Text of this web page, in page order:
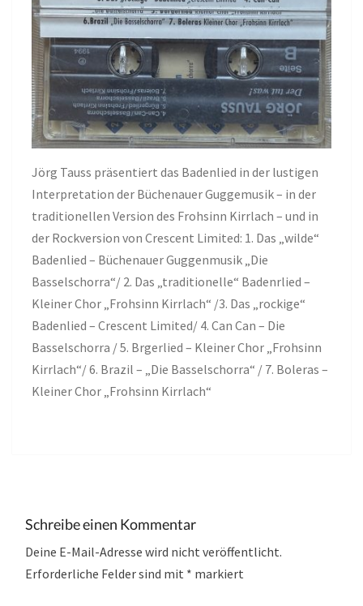
Jörg Tauss präsentiert das Badenlied in der lustigen
Interpretation der Büchenauer Guggemusik – in der
traditionellen Version des Frohsinn Kirrlach – und in
der Rockversion von Crescent Limited: 1. Das „wilde“
Badenlied – Büchenauer Guggenmusik „Die
Basselschorra“/ 2. Das „traditionelle“ Badenrlied –
Kleiner Chor „Frohsinn Kirrlach“ /3. Das „rockige“
Badenlied – Crescent Limited/ 4. Can Can – Die
Basselschorra / 5. Brgerlied – Kleiner Chor „Frohsinn
Kirrlach“/ 6. Brazil – „Die Basselschorra“ / 7. Boleras –
Kleiner Chor „Frohsinn Kirrlach“
Schreibe einen Kommentar
Deine E-Mail-Adresse wird nicht veröffentlicht.
Erforderliche Felder sind mit * markiert